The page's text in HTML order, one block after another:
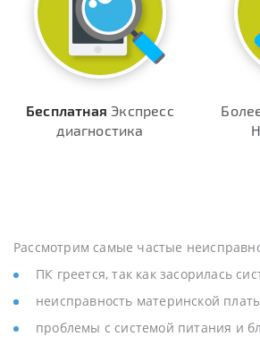
Бесплатная Экспресс
диагностика
Рассмотрим самые частые
ПК греется, так как засорилась
неисправность материнской
проблемы с системой питания и